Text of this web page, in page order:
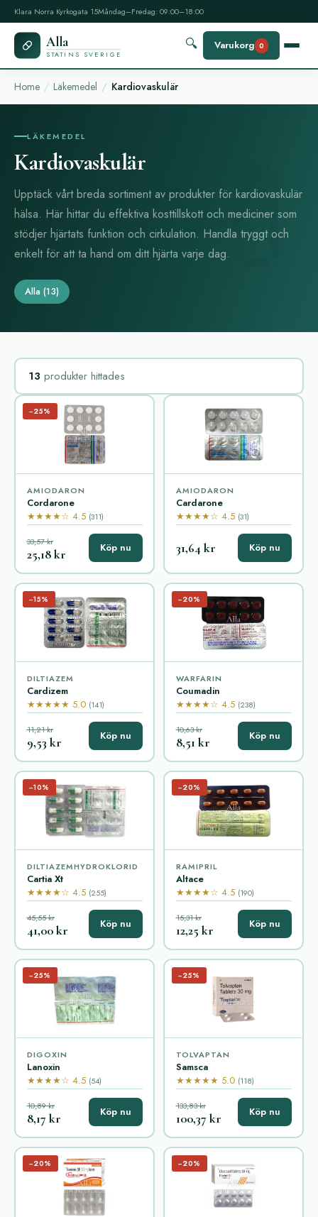
Klara Norra Kyrkogata 15Måndag–Fredag: 09:00–18:00
Alla
STATINS SVERIGE
🔍 Varukorg 0
Home Läkemedel Kardiovaskulär
LÄKEMEDEL
Kardiovaskulär
Upptäck vårt breda sortiment av produkter för kardiovaskulär
hälsa. Här hittar du effektiva kosttillskott och mediciner som
stödjer hjärtats funktion och cirkulation. Handla tryggt och
enkelt för att ta hand om ditt hjärta varje dag.
Alla (13)
13 produkter hittades
−25%
AMIODARON
Cordarone
★★★★☆ 4.5 (311)
33,57 kr
25,18 kr Köp nu
AMIODARON
Cardarone
★★★★☆ 4.5 (31)
31,64 kr Köp nu
−15%
DILTIAZEM
Cardizem
★★★★★ 5.0 (141)
11,21 kr
9,53 kr Köp nu
−20%
WARFARIN
Coumadin
★★★★☆ 4.5 (238)
10,63 kr
8,51 kr Köp nu
−10%
DILTIAZEMHYDROKLORID
Cartia Xt
★★★★☆ 4.5 (255)
45,55 kr
41,00 kr Köp nu
−20%
RAMIPRIL
Altace
★★★★☆ 4.5 (190)
15,31 kr
12,25 kr Köp nu
−25%
DIGOXIN
Lanoxin
★★★★☆ 4.5 (54)
10,89 kr
8,17 kr Köp nu
−25%
TOLVAPTAN
Samsca
★★★★★ 5.0 (118)
133,83 kr
100,37 kr Köp nu
−20% −20%